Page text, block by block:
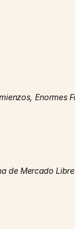
Enormes
de Mercado